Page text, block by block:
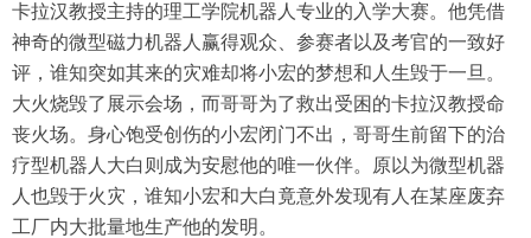
卡拉汉教授主持的理工学院机器人专业的入学大赛。他凭借
神奇的微型磁力机器人赢得观众、参赛者以及考官的一致好
评，谁知突如其来的灾难却将小宏的梦想和人生毁于一旦。
大火烧毁了展示会场，而哥哥为了救出受困的卡拉汉教授命
丧火场。身心饱受创伤的小宏闭门不出，哥哥生前留下的治
疗型机器人大白则成为安慰他的唯一伙伴。原以为微型机器
人也毁于火灾，谁知小宏和大白竟意外发现有人在某座废弃
工厂内大批量地生产他的发明。